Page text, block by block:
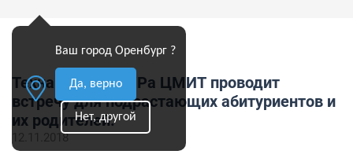
Ваш город Оренбург ?
Да, верно
Нет, другой
ТехнариУм ТУСУРа ЦМИТ проводит
встречу для подрастающих абитуриентов и
их родителей.
12.11.2018